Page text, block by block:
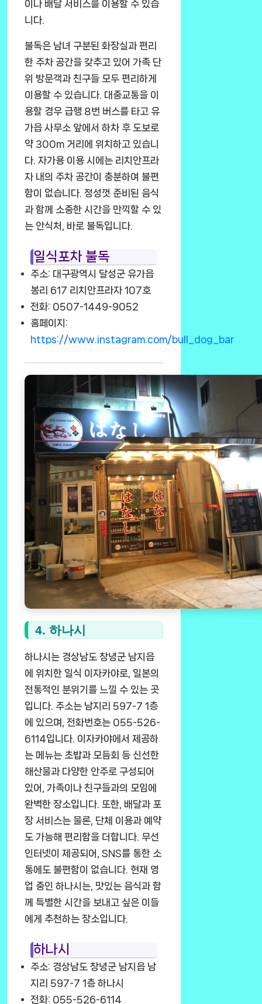
이나 배달 서비스를 이용할 수 있습
니다.
불독은 남녀 구분된 화장실과 편리
한 주차 공간을 갖추고 있어 가족 단
위 방문객과 친구들 모두 편리하게
이용할 수 있습니다. 대중교통을 이
용할 경우 급행 8번 버스를 타고 유
가읍 사무소 앞에서 하차 후 도보로
약 300m 거리에 위치하고 있습니
다. 자가용 이용 시에는 리치안프라
자 내의 주차 공간이 충분하여 불편
함이 없습니다. 정성껏 준비된 음식
과 함께 소중한 시간을 만끽할 수 있
는 안식처, 바로 불독입니다.
일식포차 불독
주소: 대구광역시 달성군 유가읍
봉리 617 리치안프라자 107호
전화: 0507-1449-9052
홈페이지:
https://www.instagram.com/bull_dog_bar
4. 하나시
하나시는 경상남도 창녕군 남지읍
에 위치한 일식 이자카야로, 일본의
전통적인 분위기를 느낄 수 있는 곳
입니다. 주소는 남지리 597-7 1층
에 있으며, 전화번호는 055-526-
6114입니다. 이자카야에서 제공하
는 메뉴는 초밥과 모듬회 등 신선한
해산물과 다양한 안주로 구성되어
있어, 가족이나 친구들과의 모임에
완벽한 장소입니다. 또한, 배달과 포
장 서비스는 물론, 단체 이용과 예약
도 가능해 편리함을 더합니다. 무선
인터넷이 제공되어, SNS를 통한 소
통에도 불편함이 없습니다. 현재 영
업 중인 하나시는, 맛있는 음식과 함
께 특별한 시간을 보내고 싶은 이들
에게 추천하는 장소입니다.
하나시
주소: 경상남도 창녕군 남지읍 남
지리 597-7 1층 하나시
전화: 055-526-6114